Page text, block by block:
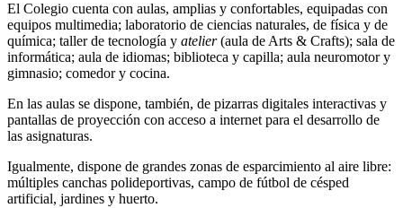
El Colegio cuenta con aulas, amplias y confortables, equipadas con
equipos multimedia; laboratorio de ciencias naturales, de física y de
química; taller de tecnología y atelier(aula de Arts & Crafts); sala de
informática; aula de idiomas; biblioteca y capilla; aula neuromotor y
gimnasio; comedor y cocina.
En las aulas se dispone, también, de pizarras digitales interactivas y
pantallas de proyección con acceso a internet para el desarrollo de
las asignaturas.
Igualmente, dispone de grandes zonas de esparcimiento al aire libre:
múltiples canchas polideportivas, campo de fútbol de césped
artificial, jardines y huerto.